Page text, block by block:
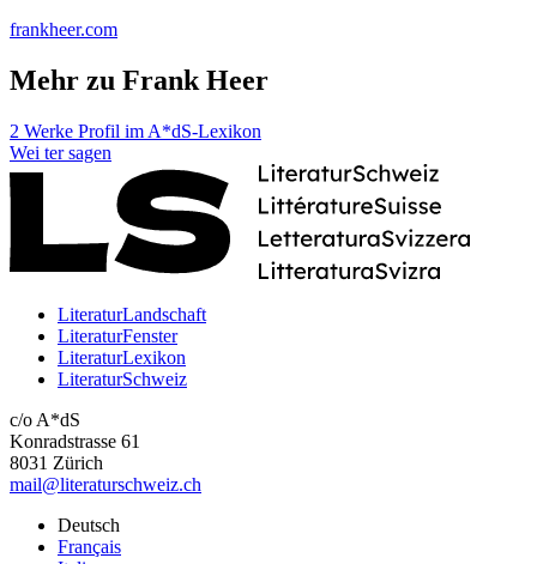
frankheer.com
Mehr zu Frank Heer
2 Werke Profil im A*dS-Lexikon
Wei ter sagen
LiteraturLandschaft
LiteraturFenster
LiteraturLexikon
LiteraturSchweiz
c/o A*dS
Konradstrasse 61
8031 Zürich
mail@literaturschweiz.ch
Deutsch
Français